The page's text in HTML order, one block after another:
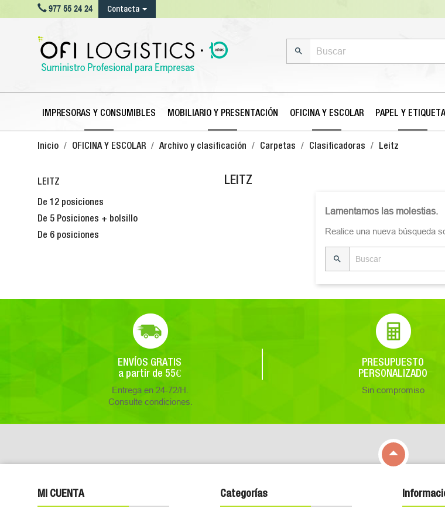
977 55 24 24 Contacta

IMPRESORAS Y CONSUMIBLES MOBILIARIO Y PRESENTACIÓN OFICINA Y ESCOLAR PAPEL Y
Inicio OFICINA Y ESCOLAR Archivo y clasificación Carpetas Clasificadoras Leitz
LEITZ
De 12 posiciones
De 5 Posiciones + bolsillo
De 6 posiciones
LEITZ
Lamentamos las molestias.
Realice una nueva búsqueda

ENVÍOS GRATIS
a partir de 55€
Entrega en 24-72/H.
Consulte condiciones.
PRESUPUESTO
PERSONALIZADO
Sin compromiso

MI CUENTA Categorías